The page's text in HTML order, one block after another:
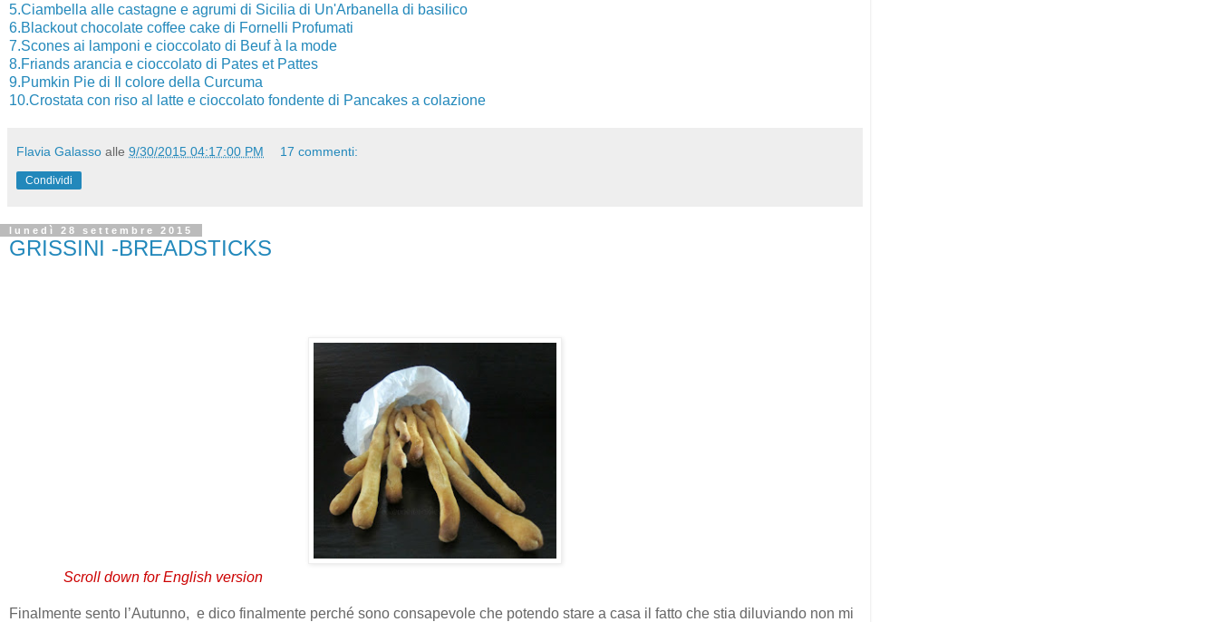
5.Ciambella alle castagne e agrumi di Sicilia di Un'Arbanella di basilico
6.Blackout chocolate coffee cake di Fornelli Profumati
7.Scones ai lamponi e cioccolato di Beuf à la mode
8.Friands arancia e cioccolato di Pates et Pattes
9.Pumkin Pie di Il colore della Curcuma
10.Crostata con riso al latte e cioccolato fondente di Pancakes a colazione
Flavia Galasso alle 9/30/2015 04:17:00 PM 17 commenti:
Condividi
lunedì 28 settembre 2015
GRISSINI -BREADSTICKS
Scroll down for English version
Finalmente sento l’Autunno, e dico finalmente perché sono consapevole che potendo stare a casa il fatto che stia diluviando non mi